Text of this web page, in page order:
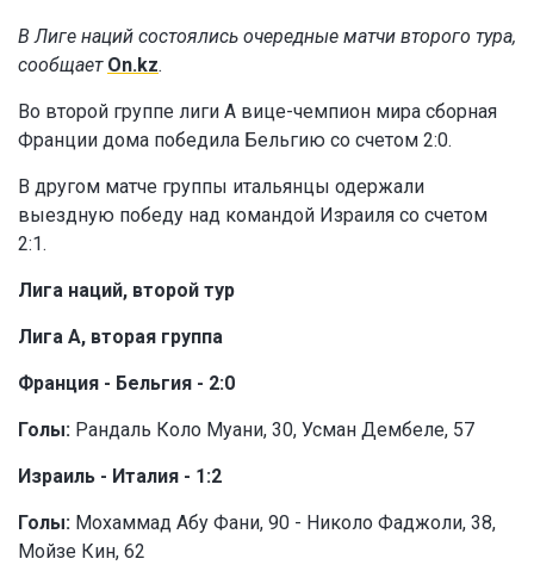
В Лиге наций состоялись очередные матчи второго тура,
сообщает On.kz.
Во второй группе лиги A вице-чемпион мира сборная
Франции дома победила Бельгию со счетом 2:0.
В другом матче группы итальянцы одержали
выездную победу над командой Израиля со счетом
2:1.
Лига наций, второй тур
Лига A, вторая группа
Франция - Бельгия - 2:0
Голы: Рандаль Коло Муани, 30, Усман Дембеле, 57
Израиль - Италия - 1:2
Голы: Мохаммад Абу Фани, 90 - Николо Фаджоли, 38,
Мойзе Кин, 62